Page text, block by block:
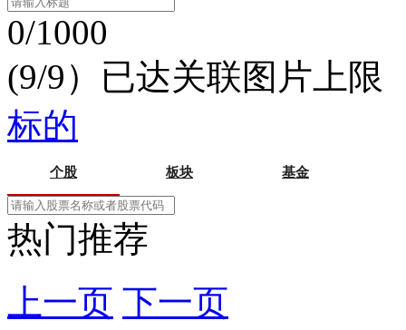
0/1000
(9/9）已达关联图片上限
标的
个股 板块 基金
热门推荐
上一页 下一页